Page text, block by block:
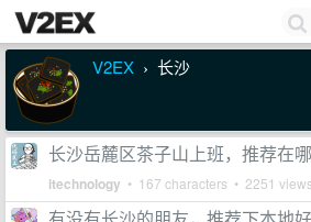
V2EX › 长沙
长沙岳麓区茶子山上班，推荐在
itechnology • 167 characters • 2251 views